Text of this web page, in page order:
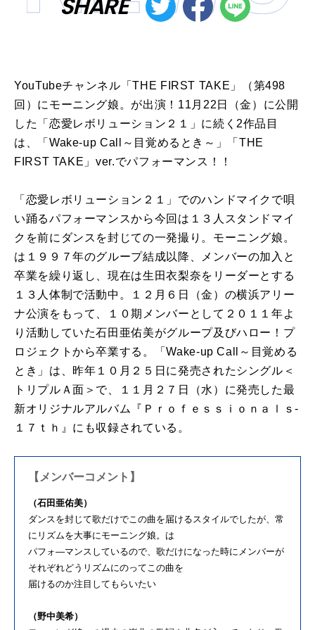
YouTubeチャンネル「THE FIRST TAKE」（第498
回）にモーニング娘。が出演！11月22日（金）に公開
した「恋愛レボリューション２１」に続く2作品目
は、「Wake-up Call～目覚めるとき～」「THE
FIRST TAKE」ver.でパフォーマンス！！
「恋愛レボリューション２１」でのハンドマイクで唄
い踊るパフォーマンスから今回は１３人スタンドマイ
クを前にダンスを封じての一発撮り。モーニング娘。
は１９９７年のグループ結成以降、メンバーの加入と
卒業を繰り返し、現在は生田衣梨奈をリーダーとする
１３人体制で活動中。１２月６日（金）の横浜アリー
ナ公演をもって、１０期メンバーとして２０１１年よ
り活動していた石田亜佑美がグループ及びハロー！プ
ロジェクトから卒業する。「Wake-up Call～目覚める
とき」は、昨年１０月２５日に発売されたシングル＜
トリプルＡ面＞で、１１月２７日（水）に発売した最
新オリジナルアルバム『Ｐｒｏｆｅｓｓｉｏｎａｌｓ‐
１７ｔｈ』にも収録されている。
【メンバーコメント】
（石田亜佑美）
ダンスを封じて歌だけでこの曲を届けるスタイルでしたが、常
にリズムを大事にモーニング娘。は
パフォ―マンスしているので、歌だけになった時にメンバーが
それぞれどうリズムにのってこの曲を
届けるのか注目してもらいたい
（野中美希）